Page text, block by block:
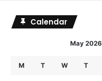
Calendar
May 2026
M T W T